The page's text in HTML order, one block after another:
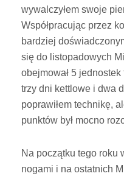
wywalczyłem swoje
Współpracując przez
bardziej
się do listopadowych
obejmował 5
trzy dni kettlowe i dwa
poprawiłem technikę,
punktów był mocno
Na początku tego roku
nogami i na ostatnich